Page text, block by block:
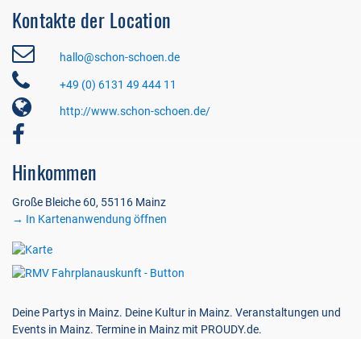
Kontakte der Location
hallo@schon-schoen.de
+49 (0) 6131 49 444 11
http://www.schon-schoen.de/
Hinkommen
Große Bleiche 60, 55116 Mainz
→ In Kartenanwendung öffnen
Deine Partys in Mainz. Deine Kultur in Mainz. Veranstaltungen und
Events in Mainz. Termine in Mainz mit PROUDY.de.